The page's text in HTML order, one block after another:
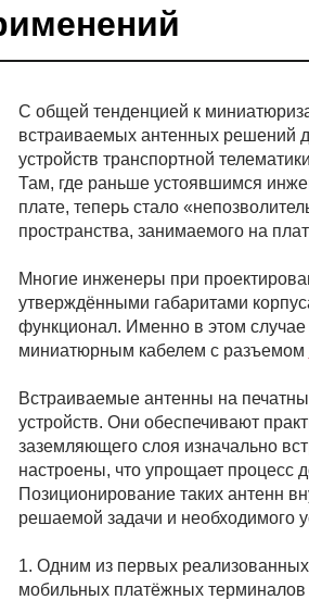
Радиоканал (Sub-1 GHz)
С общей тенденцией к
встраиваемых антенных решений
устройств транспортной
Там, где раньше устоявшимся
плате, теперь стало
пространства, занимаемого на
Многие инженеры при
утверждёнными габаритами
функционал. Именно в этом
миниатюрным кабелем с разъемом
Встраиваемые антенны на
устройств. Они обеспечивают
заземляющего слоя изначально
настроены, что упрощает процесс
Позиционирование таких антенн
решаемой задачи и необходимого
1. Одним из первых
мобильных платёжных терминалов